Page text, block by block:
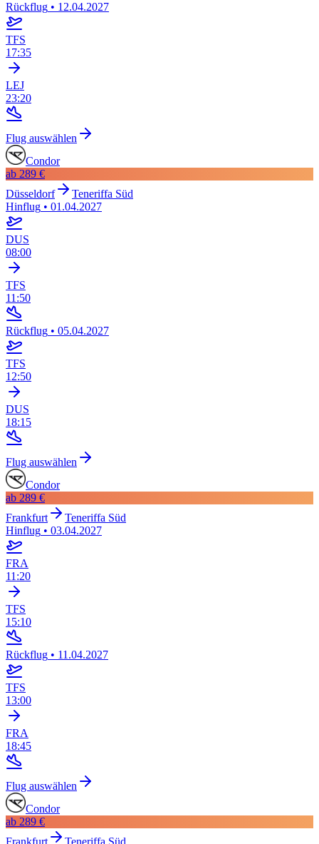
Rückflug • 12.04.2027
TFS
17:35
LEJ
23:20
Flug auswählen
Condor
ab 289 €
Düsseldorf
Teneriffa Süd
Hinflug • 01.04.2027
DUS
08:00
TFS
11:50
Rückflug • 05.04.2027
TFS
12:50
DUS
18:15
Flug auswählen
Condor
ab 289 €
Frankfurt
Teneriffa Süd
Hinflug • 03.04.2027
FRA
11:20
TFS
15:10
Rückflug • 11.04.2027
TFS
13:00
FRA
18:45
Flug auswählen
Condor
ab 289 €